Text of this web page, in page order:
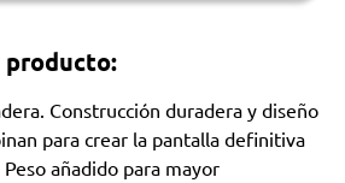
producto:
Construcción duradera y diseño
para crear la pantalla definitiva
añadido para mayor